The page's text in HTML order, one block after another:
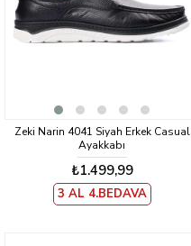
Zeki Narin 4041 Siyah Erkek Casual
Ayakkabı
₺1.499,99
3 AL 4.BEDAVA